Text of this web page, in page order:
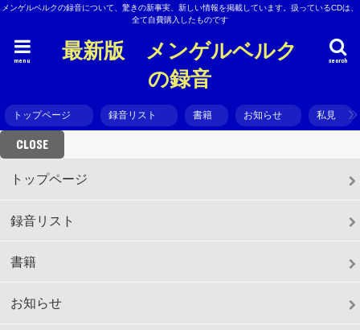
メンゲルベルクの録音について、驚きの新事実、新しい情報を掲載しています。扱っているCDは、
全て自費購入したものです
最新版 メンゲルベルク
の録音
search
menu
トップページ 録音リスト 書籍 お知らせ 私見
CLOSE
トップページ
録音リスト
書籍
お知らせ